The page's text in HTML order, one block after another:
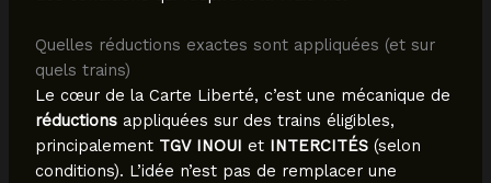
Quelles réductions exactes sont appliquées (et sur
quels trains)
Le cœur de la Carte Liberté, c’est une mécanique de
réductionsappliquées sur des trains éligibles,
principalement TGV INOUI et INTERCITÉS(selon
conditions). L’idée n’est pas de remplacer une